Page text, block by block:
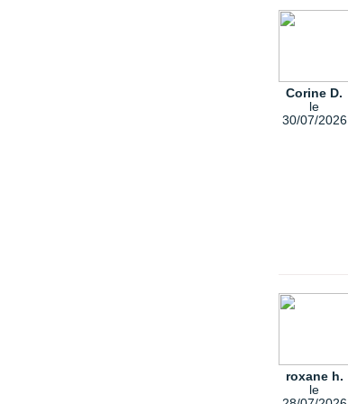
Corine D.
le
30/07/2026
roxane h.
le